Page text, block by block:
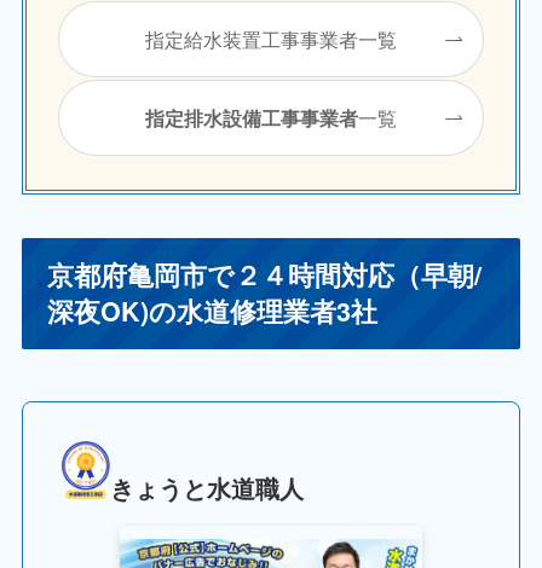
指定給水装置工事事業者一覧
指定排水設備工事事業者一覧
京都府亀岡市で２４時間対応（早朝/
深夜OK)の水道修理業者3社
きょうと水道職人